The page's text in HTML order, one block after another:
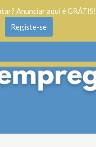
Anunciar aqui é GRÁTIS!
Registe-se